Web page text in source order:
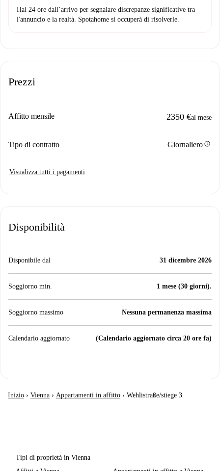
Hai 24 ore dall’arrivo per segnalare discrepanze significative tra
l'annuncio e la realtà. Spotahome si occuperà di risolverle.
Prezzi
Affitto mensile 2350 €al mese
Tipo di contratto Giornalieroinfo
Visualizza tutti i pagamenti
Disponibilità
Disponibile dal 31 dicembre 2026
Soggiorno min. 1 mese (30 giorni).
Soggiorno massimo Nessuna permanenza massima
Calendario aggiornato (Calendario aggiornato circa 20 ore fa)
Inizio › Vienna › Appartamenti in affitto › Wehlistraße/stiege 3
Tipi di proprietà in Vienna